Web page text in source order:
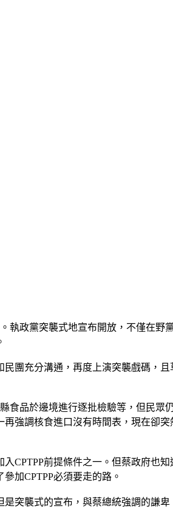
執政黨突襲式地宣布開放，不僅在野
團充分溝通，再度上演突襲戲碼，且
食品於邊境進行逐批檢驗等，但民眾
強調核食進口沒有時間表，現在卻
CPTPP前提條件之一。但蔡政府也知
加CPTPP必須要走的路。
突襲式的宣布，與蔡總統強調的謙